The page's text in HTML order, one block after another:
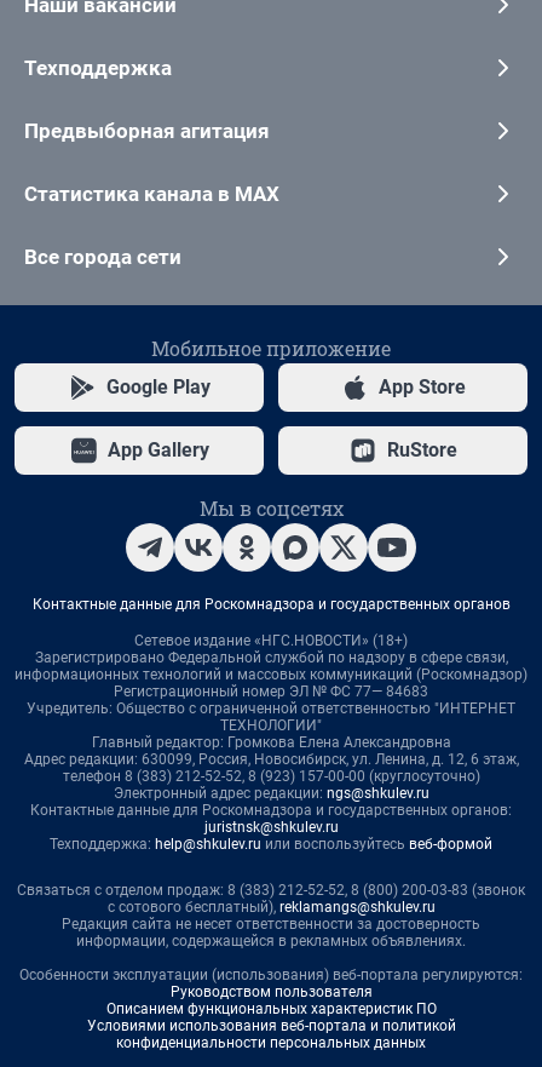
Наши вакансии
Техподдержка
Предвыборная агитация
Статистика канала в MAX
Все города сети
Мобильное приложение
Google Play App Store
App Gallery RuStore
Мы в соцсетях
Контактные данные для Роскомнадзора и государственных органов
Сетевое издание «НГС.НОВОСТИ» (18+)
Зарегистрировано Федеральной службой по надзору в сфере связи,
информационных технологий и массовых коммуникаций (Роскомнадзор)
Регистрационный номер ЭЛ № ФС 77— 84683
Учредитель: Общество с ограниченной ответственностью "ИНТЕРНЕТ
ТЕХНОЛОГИИ"
Главный редактор: Громкова Елена Александровна
Адрес редакции: 630099, Россия, Новосибирск, ул. Ленина, д. 12, 6 этаж,
телефон 8 (383) 212-52-52, 8 (923) 157-00-00 (круглосуточно)
Электронный адрес редакции: ngs@shkulev.ru
Контактные данные для Роскомнадзора и государственных органов:
juristnsk@shkulev.ru
Техподдержка: help@shkulev.ru или воспользуйтесь веб-формой
Связаться с отделом продаж: 8 (383) 212-52-52, 8 (800) 200-03-83 (звонок
с сотового бесплатный), reklamangs@shkulev.ru
Редакция сайта не несет ответственности за достоверность
информации, содержащейся в рекламных объявлениях.
Особенности эксплуатации (использования) веб-портала регулируются:
Руководством пользователя
Описанием функциональных характеристик ПО
Условиями использования веб-портала и политикой
конфиденциальности персональных данных